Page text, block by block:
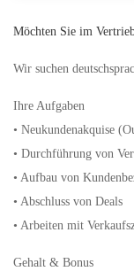
Möchten Sie im
Wir suchen
Ihre Aufgaben
• Neukundenakquise
• Durchführung von
• Aufbau von
• Abschluss von Deals
• Arbeiten mit
Gehalt & Bonus